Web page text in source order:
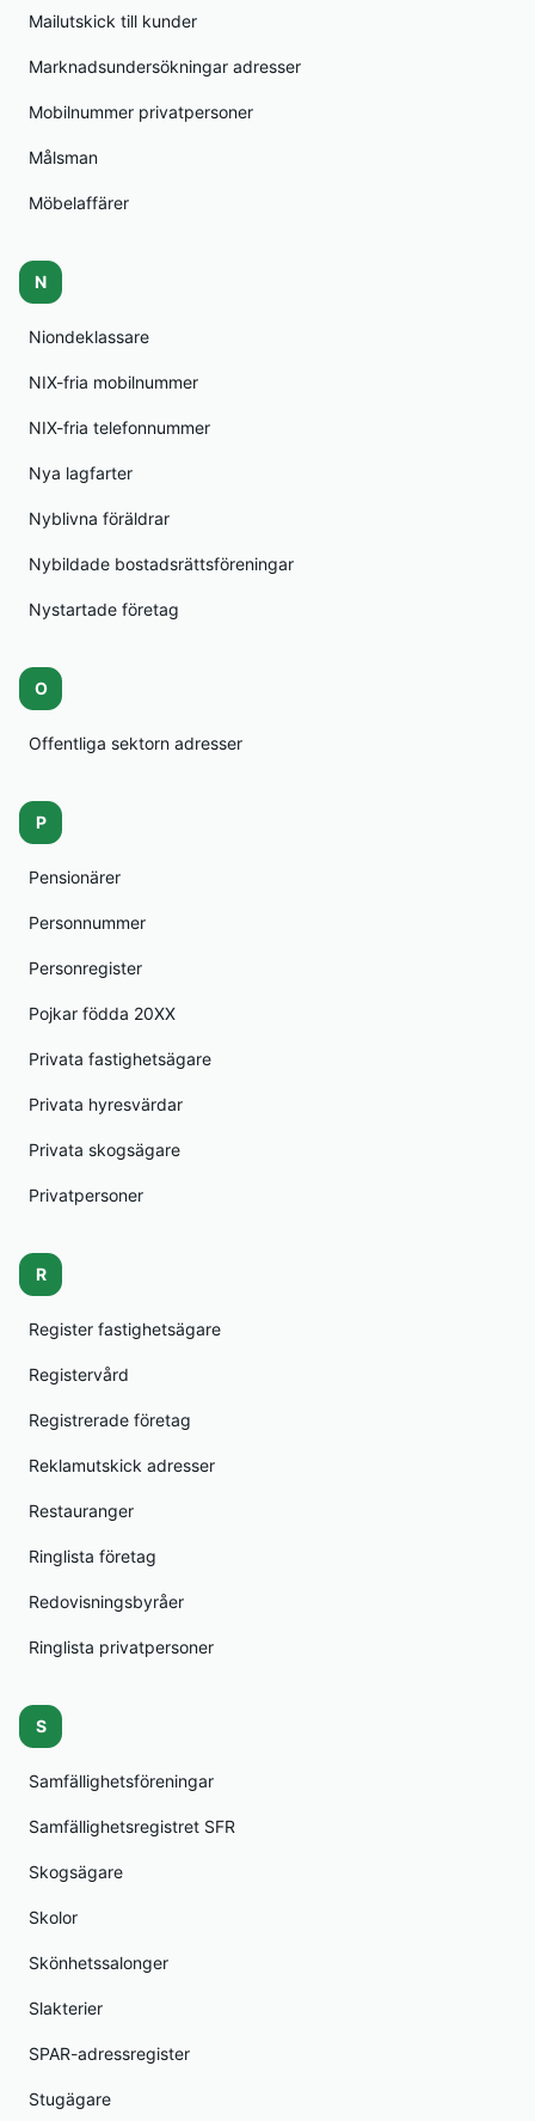
Mailutskick till kunder
Marknadsundersökningar adresser
Mobilnummer privatpersoner
Målsman
Möbelaffärer
N
Niondeklassare
NIX-fria mobilnummer
NIX-fria telefonnummer
Nya lagfarter
Nyblivna föräldrar
Nybildade bostadsrättsföreningar
Nystartade företag
O
Offentliga sektorn adresser
P
Pensionärer
Personnummer
Personregister
Pojkar födda 20XX
Privata fastighetsägare
Privata hyresvärdar
Privata skogsägare
Privatpersoner
R
Register fastighetsägare
Registervård
Registrerade företag
Reklamutskick adresser
Restauranger
Ringlista företag
Redovisningsbyråer
Ringlista privatpersoner
S
Samfällighetsföreningar
Samfällighetsregistret SFR
Skogsägare
Skolor
Skönhetssalonger
Slakterier
SPAR-adressregister
Stugägare